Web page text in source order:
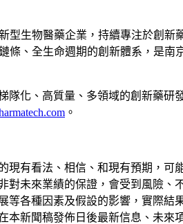
生物醫藥企業，持續專注於創新
條、全生命週期的創新體系，是南
化、高質量、多領域的創新藥研
。
現有看法、相信、和現有預期，可
對未來業績的保證，會受到風險、
各種因素及假設的影響，實際結
新聞稿發佈日後最新信息、未來